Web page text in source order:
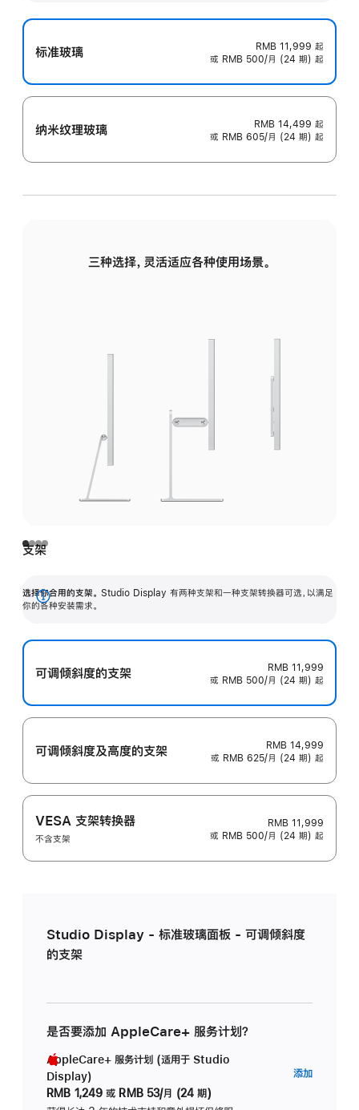
标准玻璃 RMB 11,999 起
或 RMB 500/月 (24 期) 起
纳米纹理玻璃 RMB 14,499 起
或 RMB 605/月 (24 期) 起
三种选择，灵活适应各种使用场景。
支架
选择你合用的支架。 Studio Display 有两种支架和一种支架转换器可选，以满足
你的各种安装需求。
展
可调倾斜度的支架
RMB 11,999
或 RMB 500/月 (24 期) 起
可调倾斜度及高‍度的支‍架
RMB 14,999
或 RMB 625/月 (24 期) 起
VESA 支架转换器
不含支架
RMB 11,999
或 RMB 500/月 (24 期) 起
Studio Display - 标准玻璃面板 - 可调倾斜度
的支架
是否要添加 AppleCare+ 服务计划？
AppleCare+ 服务计划 (适用于 Studio
Display)
RMB 1,249 或 RMB 53/月 (24 期)
添加